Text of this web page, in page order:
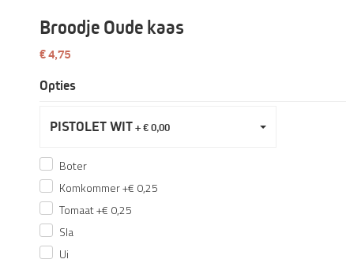
Broodje Oude kaas
€ 4,75
Opties
PISTOLET WIT+ € 0,00
Boter
Komkommer +€ 0,25
Tomaat +€ 0,25
Sla
Ui